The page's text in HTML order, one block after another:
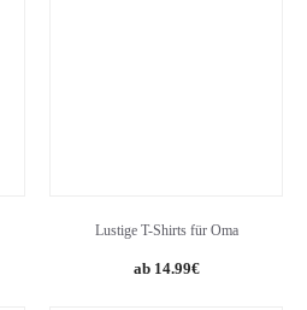
Lustige T-Shirts für Oma
14.99€